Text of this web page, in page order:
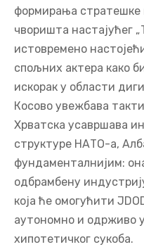
формирања стратешке
чворишта настајућег
истовремено
спољних актера како
искорак у области
Косово увежбава
Хрватска усавршава
структуре НАТО-а,
фундаменталнијим:
одбрамбену
која ће омогућити
аутономно и одрживо
хипотетичког сукоба.